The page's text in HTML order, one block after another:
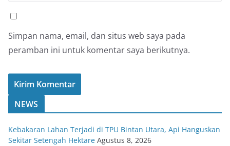
Simpan nama, email, dan situs web saya pada
peramban ini untuk komentar saya berikutnya.
NEWS
Kebakaran Lahan Terjadi di TPU Bintan Utara, Api Hanguskan
Sekitar Setengah Hektare Agustus 8, 2026